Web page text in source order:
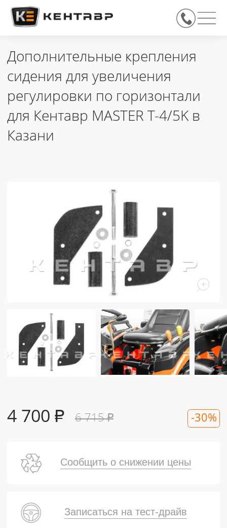
Дополнительные крепления
сидения для увеличения
регулировки по горизонтали
для Кентавр MASTER T-4/5K в
Казани
6 715₽ -30%
4 700 ₽
Сообщить о снижении цены
Записаться на тест-драйв